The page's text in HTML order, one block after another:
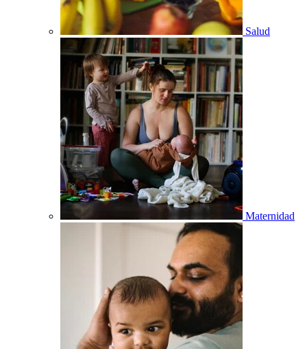
Salud
Maternidad